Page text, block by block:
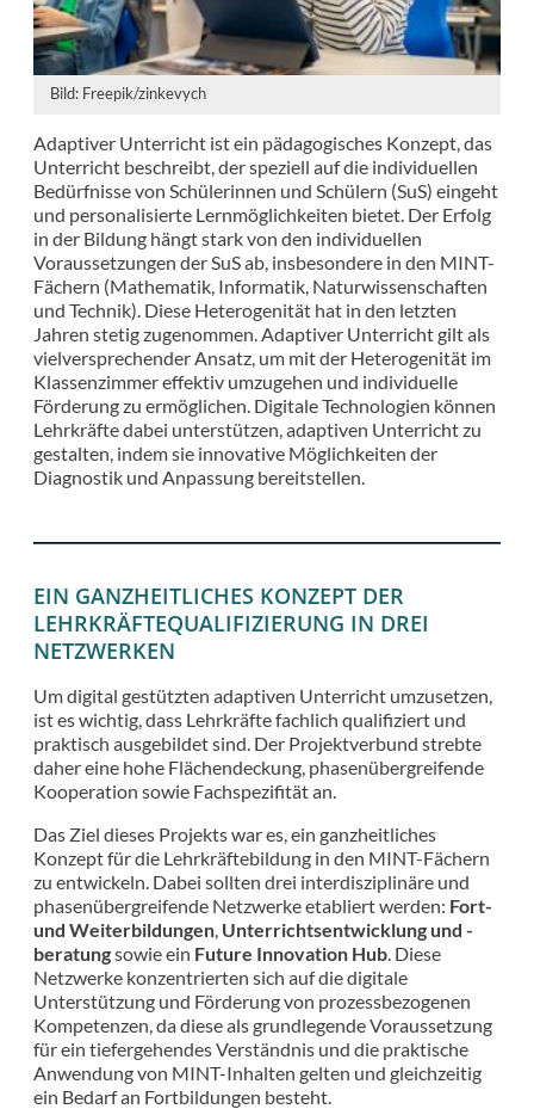
Bild: Freepik/zinkevych
Adaptiver Unterricht ist ein pädagogisches Konzept, das
Unterricht beschreibt, der speziell auf die individuellen
Bedürfnisse von Schülerinnen und Schülern (SuS) eingeht
und personalisierte Lernmöglichkeiten bietet. Der Erfolg
in der Bildung hängt stark von den individuellen
Voraussetzungen der SuS ab, insbesondere in den MINT-
Fächern (Mathematik, Informatik, Naturwissenschaften
und Technik). Diese Heterogenität hat in den letzten
Jahren stetig zugenommen. Adaptiver Unterricht gilt als
vielversprechender Ansatz, um mit der Heterogenität im
Klassenzimmer effektiv umzugehen und individuelle
Förderung zu ermöglichen. Digitale Technologien können
Lehrkräfte dabei unterstützen, adaptiven Unterricht zu
gestalten, indem sie innovative Möglichkeiten der
Diagnostik und Anpassung bereitstellen.
EIN GANZHEITLICHES KONZEPT DER
LEHRKRÄFTEQUALIFIZIERUNG IN DREI
NETZWERKEN
Um digital gestützten adaptiven Unterricht umzusetzen,
ist es wichtig, dass Lehrkräfte fachlich qualifiziert und
praktisch ausgebildet sind. Der Projektverbund strebte
daher eine hohe Flächendeckung, phasenübergreifende
Kooperation sowie Fachspezifität an.
Das Ziel dieses Projekts war es, ein ganzheitliches
Konzept für die Lehrkräftebildung in den MINT-Fächern
zu entwickeln. Dabei sollten drei interdisziplinäre und
phasenübergreifende Netzwerke etabliert werden: Fort-
und Weiterbildungen Unterrichtsentwicklung und -
beratungsowie ein Future Innovation Hub . Diese
Netzwerke konzentrierten sich auf die digitale
Unterstützung und Förderung von prozessbezogenen
Kompetenzen, da diese als grundlegende Voraussetzung
für ein tiefergehendes Verständnis und die praktische
Anwendung von MINT-Inhalten gelten und gleichzeitig
ein Bedarf an Fortbildungen besteht.